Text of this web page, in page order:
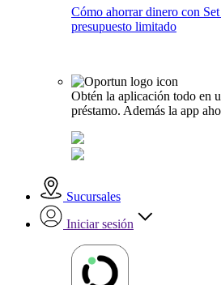
Cómo ahorrar dinero con
presupuesto limitado
Obtén la aplicación todo en
préstamo. Además la app
Sucursales
Iniciar sesión